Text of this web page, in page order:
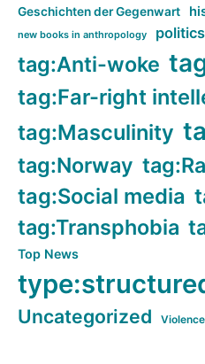
Geschichten der Gegenwart
new books in anthropology politics
tag:Anti-woke
tag:Far-right
tag:Masculinity
tag:Norway
tag:Social media
tag:Transphobia
Top News
Uncategorized Violence